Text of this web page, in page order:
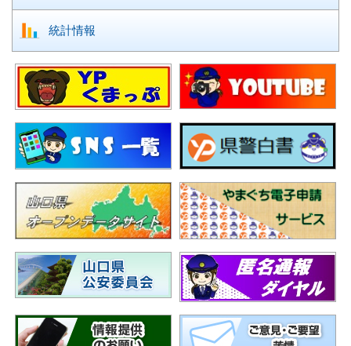
統計情報